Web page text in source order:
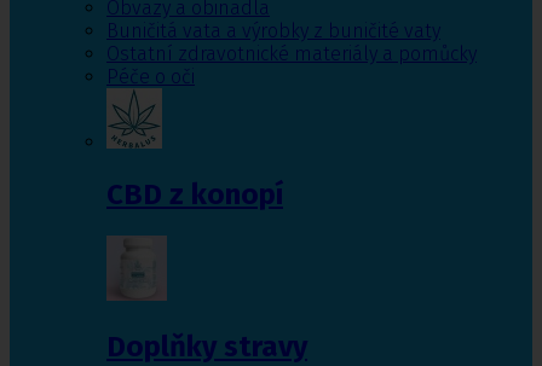
Obvazy a obinadla
Buničitá vata a výrobky z buničité vaty
Ostatní zdravotnické materiály a pomůcky
Péče o oči
CBD z konopí
Doplňky stravy